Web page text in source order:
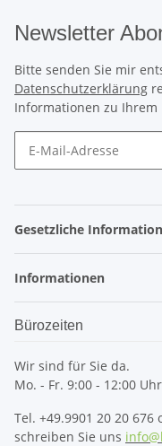
Newsletter
Bitte senden Sie mir
Datenschutzerklärung
Informationen zu
Gesetzliche
Informationen
Bürozeiten
Wir sind für Sie da.
Mo. - Fr. 9:00 - 12:00
Tel. +49.9901 20 20 676
schreiben Sie uns